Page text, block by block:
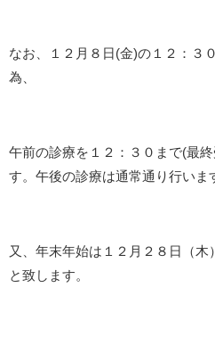
なお、１２月８日(金)の１２：３
為、
午前の診療を１２：３０まで(最
す。午後の診療は通常通り行いま
又、年末年始は１２月２８日（
と致します。